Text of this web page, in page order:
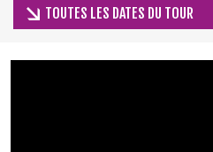
TOUTES LES DATES DU TOUR